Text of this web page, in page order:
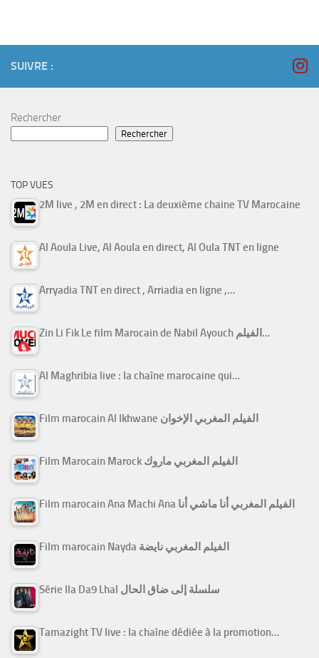
SUIVRE :
Rechercher
Rechercher
TOP VUES
2M live , 2M en direct : La deuxième chaine TV Marocaine
Al Aoula Live, Al Aoula en direct, Al Oula TNT en ligne
Arryadia TNT en direct , Arriadia en ligne ,…
Zin Li Fik Le film Marocain de Nabil Ayouch الفيلم…
Al Maghribia live : la chaîne marocaine qui…
Film marocain Al Ikhwane الفيلم المغربي الإخوان
Film Marocain Marock الفيلم المغربي ماروك
Film marocain Ana Machi Ana الفيلم المغربي أنا ماشي أنا
Film marocain Nayda الفيلم المغربي نايضة
Série Ila Da9 Lhal سلسلة إلى ضاق الحال
Tamazight TV live : la chaîne dédiée à la promotion…